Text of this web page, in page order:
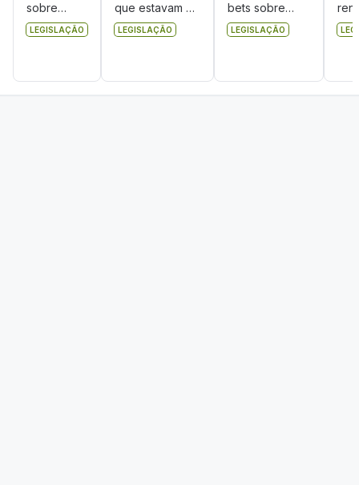
sobre
novas
das bets
LEGISLAÇÃO
que estavam no
centro das
prognósticos
LEGISLAÇÃO
bets sobre
publicidade na
Fiscalização
LEGISLAÇÃO
de
em